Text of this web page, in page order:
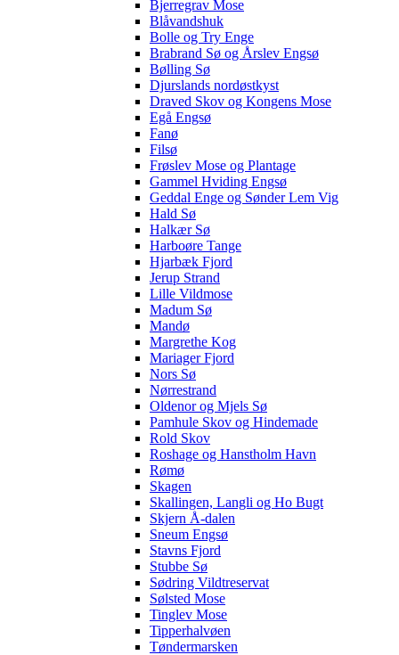
Bjerregrav Mose
Blåvandshuk
Bolle og Try Enge
Brabrand Sø og Årslev Engsø
Bølling Sø
Djurslands nordøstkyst
Draved Skov og Kongens Mose
Egå Engsø
Fanø
Filsø
Frøslev Mose og Plantage
Gammel Hviding Engsø
Geddal Enge og Sønder Lem Vig
Hald Sø
Halkær Sø
Harboøre Tange
Hjarbæk Fjord
Jerup Strand
Lille Vildmose
Madum Sø
Mandø
Margrethe Kog
Mariager Fjord
Nors Sø
Nørrestrand
Oldenor og Mjels Sø
Pamhule Skov og Hindemade
Rold Skov
Roshage og Hanstholm Havn
Rømø
Skagen
Skallingen, Langli og Ho Bugt
Skjern Å-dalen
Sneum Engsø
Stavns Fjord
Stubbe Sø
Sødring Vildtreservat
Sølsted Mose
Tinglev Mose
Tipperhalvøen
Tøndermarsken